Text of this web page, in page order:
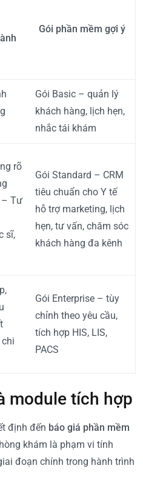
Gói phần mềm gợi ý
Gói Basic – quản lý
khách hàng, lịch hẹn,
nhắc tái khám
rõ
– Tư
sĩ,
Gói Standard – CRM
tiêu chuẩn cho Y tế
hỗ trợ marketing, lịch
hẹn, tư vấn, chăm sóc
khách hàng đa kênh
Gói Enterprise – tùy
chỉnh theo yêu cầu,
tích hợp HIS, LIS,
PACS
module tích hợp
định đến báo giá phần mềm
khám là phạm vi tính
đoạn chính trong hành trình